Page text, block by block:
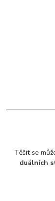
Těšit se
duálních